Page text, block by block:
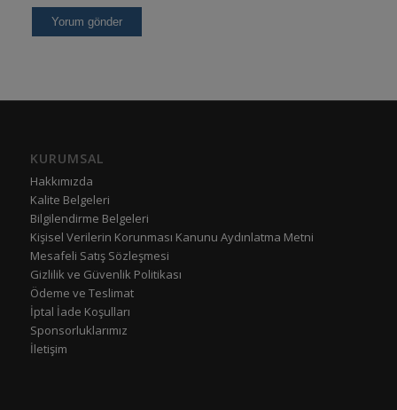
KURUMSAL
Hakkımızda
Kalite Belgeleri
Bilgilendirme Belgeleri
Kişisel Verilerin Korunması Kanunu Aydınlatma Metni
Mesafeli Satış Sözleşmesi
Gizlilik ve Güvenlik Politikası
Ödeme ve Teslimat
İptal İade Koşulları
Sponsorluklarımız
İletişim